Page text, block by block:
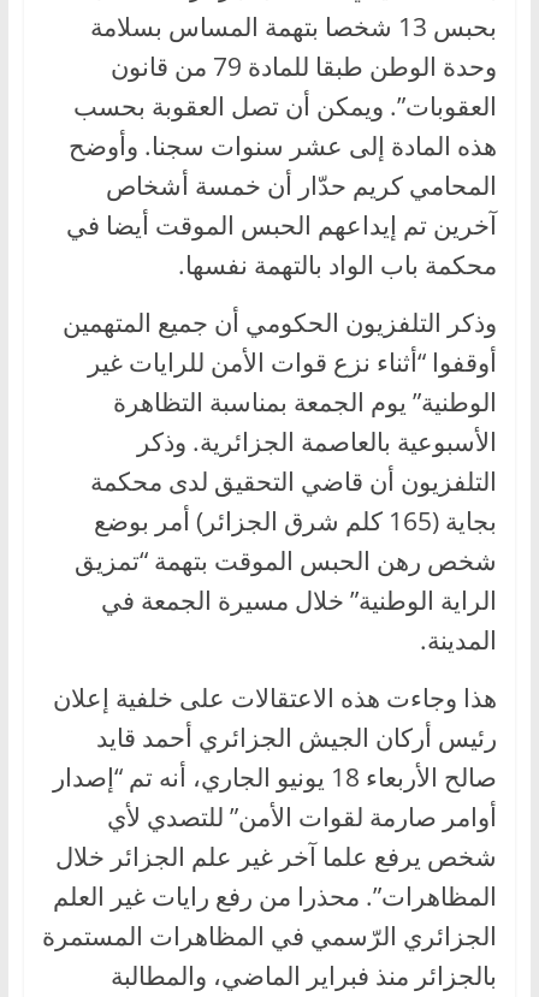
بحبس 13 شخصا بتهمة المساس بسلامة
وحدة الوطن طبقا للمادة 79 من قانون
العقوبات”. ويمكن أن تصل العقوبة بحسب
هذه المادة إلى عشر سنوات سجنا. وأوضح
المحامي كريم حدّار أن خمسة أشخاص
آخرين تم إيداعهم الحبس الموقت أيضا في
محكمة باب الواد بالتهمة نفسها.
وذكر التلفزيون الحكومي أن جميع المتهمين
أوقفوا “أثناء نزع قوات الأمن للرايات غير
الوطنية” يوم الجمعة بمناسبة التظاهرة
الأسبوعية بالعاصمة الجزائرية. وذكر
التلفزيون أن قاضي التحقيق لدى محكمة
بجاية (165 كلم شرق الجزائر) أمر بوضع
شخص رهن الحبس الموقت بتهمة “تمزيق
الراية الوطنية” خلال مسيرة الجمعة في
المدينة.
هذا وجاءت هذه الاعتقالات على خلفية إعلان
رئيس أركان الجيش الجزائري أحمد قايد
صالح الأربعاء 18 يونيو الجاري، أنه تم “إصدار
أوامر صارمة لقوات الأمن” للتصدي لأي
شخص يرفع علما آخر غير علم الجزائر خلال
المظاهرات”. محذرا من رفع رايات غير العلم
الجزائري الرّسمي في المظاهرات المستمرة
بالجزائر منذ فبراير الماضي، والمطالبة